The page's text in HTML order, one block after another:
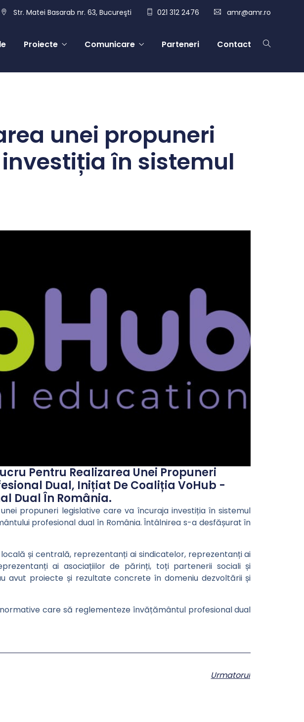
Str. Matei Basarab nr. 63, Bucureşti 021 312 2476 amr@amr.ro
Proiecte Comunicare Parteneri Contact
unei propuneri
în sistemul
Pentru Realizarea Unei Propuneri
Dual, Inițiat De Coaliția VoHub -
Dual În România.
propuneri legislative care va încuraja investiția în sistemul
profesional dual în România. Întâlnirea s-a desfășurat în
și centrală, reprezentanți ai sindicatelor, reprezentanți ai
ai asociațiilor de părinți, toți partenerii sociali și
avut proiecte și rezultate concrete în domeniu dezvoltării și
care să reglementeze învățământul profesional dual
Urmatorul